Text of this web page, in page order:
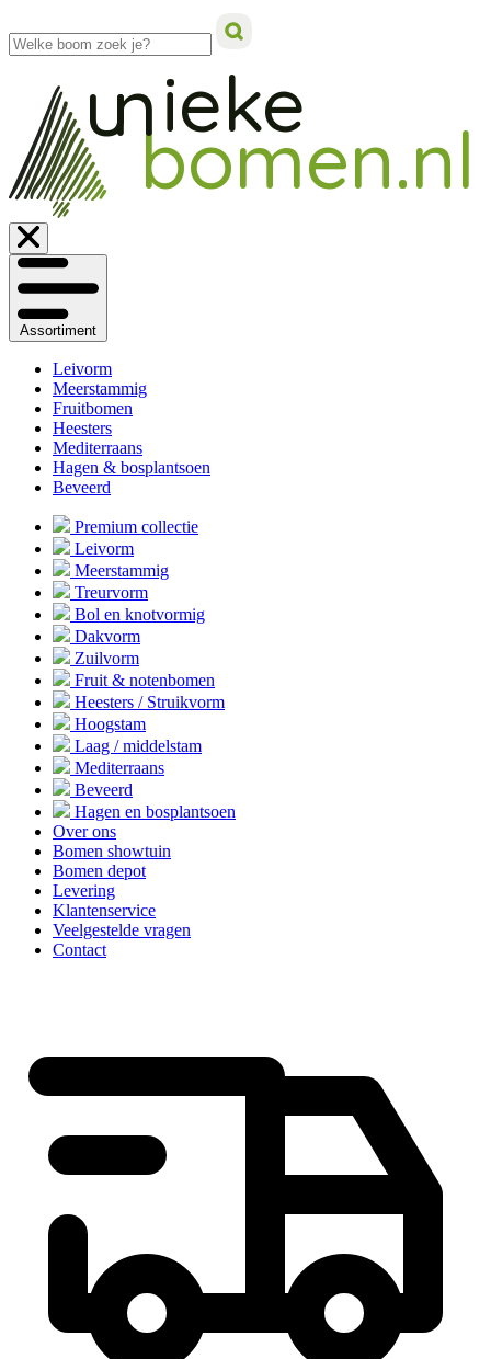
bomen.nl
unieke
Assortiment
Leivorm
Meerstammig
Fruitbomen
Heesters
Mediterraans
Hagen & bosplantsoen
Beveerd
Premium collectie
Leivorm
Meerstammig
Treurvorm
Bol en knotvormig
Dakvorm
Zuilvorm
Fruit & notenbomen
Heesters / Struikvorm
Hoogstam
Laag / middelstam
Mediterraans
Beveerd
Hagen en bosplantsoen
Over ons
Bomen showtuin
Bomen depot
Levering
Klantenservice
Veelgestelde vragen
Contact